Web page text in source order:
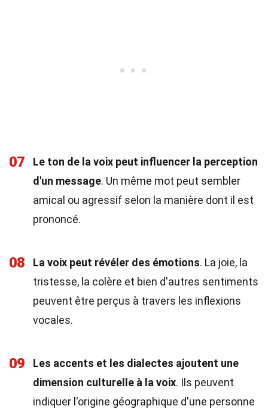
07
Le ton de la voix peut influencer la perception
d'un message. Un même mot peut sembler
amical ou agressif selon la manière dont il est
prononcé.
08 La voix peut révéler des émotions. La joie, la
tristesse, la colère et bien d'autres sentiments
peuvent être perçus à travers les inflexions
vocales.
09
Les accents et les dialectes ajoutent une
dimension culturelle à la voix. Ils peuvent
indiquer l'origine géographique d'une personne